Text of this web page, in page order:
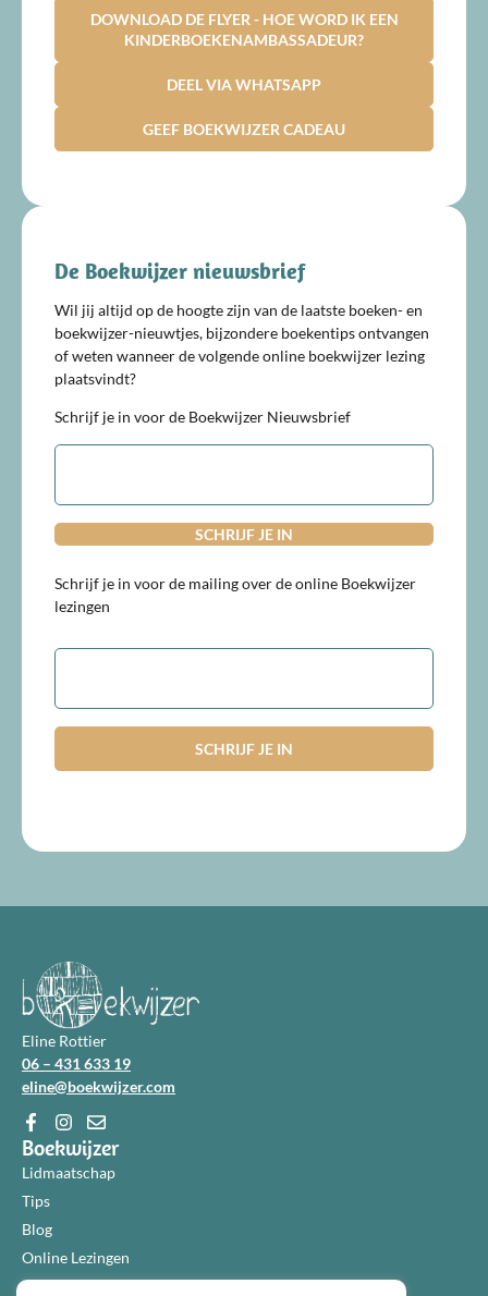
DOWNLOAD DE FLYER - HOE WORD IK EEN
KINDERBOEKENAMBASSADEUR?
DEEL VIA WHATSAPP
GEEF BOEKWIJZER CADEAU
De Boekwijzer nieuwsbrief
Wil jij altijd op de hoogte zijn van de laatste boeken- en
boekwijzer-nieuwtjes, bijzondere boekentips ontvangen
of weten wanneer de volgende online boekwijzer lezing
plaatsvindt?
Schrijf je in voor de Boekwijzer Nieuwsbrief
E-
Schrijf je in voor de mailing over de online Boekwijzer
lezingen
E-
Eline Rottier
06 – 431 633 19
eline@boekwijzer.com
Boekwijzer
Lidmaatschap
Tips
Blog
Online Lezingen
Diensten